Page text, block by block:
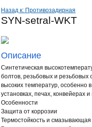
Назад к: Противозадирная
SYN-setral-WKT
Описание
Синтетическая
болтов, резьбовых и
высоких температур, особенно
установках, печах, конвейерах
Особенности
Защита от коррозии
Термостойкость и